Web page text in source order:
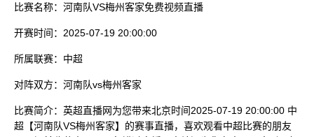
比赛名称： 河南队VS梅州客家免费视频直播
开赛时间： 2025-07-19 20:00:00
所属联赛： 中超
对阵双方： 河南队vs梅州客家
比赛简介： 英超直播网为您带来北京时间2025-07-19 20:00:00 中
超【河南队VS梅州客家】的赛事直播，喜欢观看中超比赛的朋友